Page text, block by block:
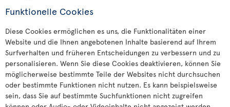
Funktionelle Cookies
Diese Cookies ermöglichen es uns, die Funktionalitäten einer
Website und die Ihnen angebotenen Inhalte basierend auf Ihrem
Surfverhalten und früheren Entscheidungen zu verbessern und zu
personalisieren. Wenn Sie diese Cookies deaktivieren, können Sie
möglicherweise bestimmte Teile der Websites nicht durchsuchen
oder bestimmte Funktionen nicht nutzen. Es kann beispielsweise
sein, dass Sie auf bestimmte Suchfunktionen nicht zugreifen